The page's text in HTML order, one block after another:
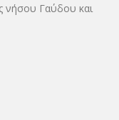
νήσου Γαύδου και